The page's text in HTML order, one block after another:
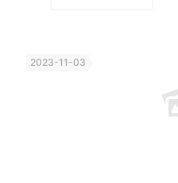
2023-11-03